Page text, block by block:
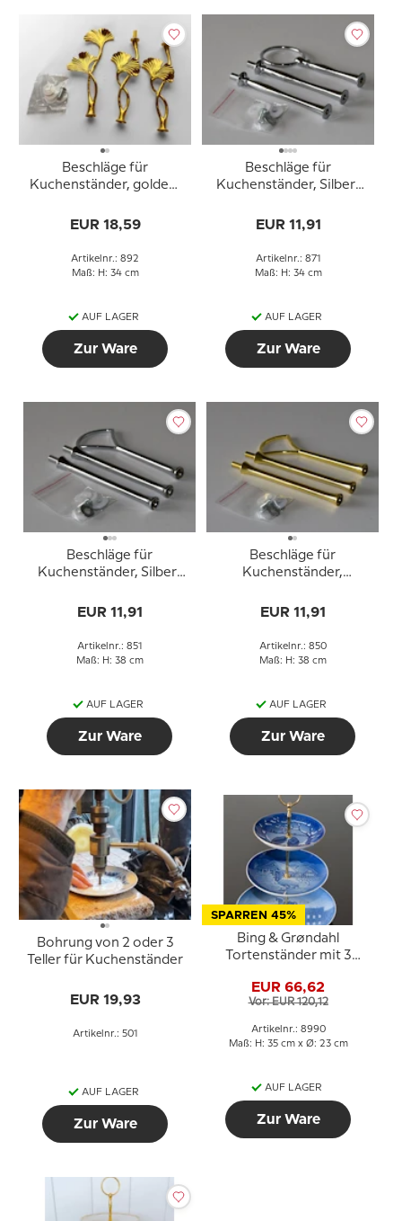
Beschläge für
Kuchenständer, golden,
Schicht
EUR 18,59
Artikelnr.: 892
Maß: H: 34 cm
AUF LAGER
Zur Ware
Beschläge für
Kuchenständer, Silber-
geschwungene Rohre,
EUR 11,91
Artikelnr.: 871
Maß: H: 34 cm
AUF LAGER
Zur Ware
Beschläge für
Kuchenständer, Silber-
Schicht
EUR 11,91
Artikelnr.: 851
Maß: H: 38 cm
AUF LAGER
Zur Ware
Beschläge für
Kuchenständer,
Schicht
EUR 11,91
Artikelnr.: 850
Maß: H: 38 cm
AUF LAGER
Zur Ware
Bohrung von 2 oder 3
Teller für Kuchenständer
EUR 19,93
Artikelnr.: 501
AUF LAGER
Zur Ware
SPARREN 45%
Bing & Grøndahl
Tortenständer mit 3
EUR 66,62
Vor: EUR 120,12
Artikelnr.: 8990
Maß: H: 35 cm x Ø: 23 cm
AUF LAGER
Zur Ware